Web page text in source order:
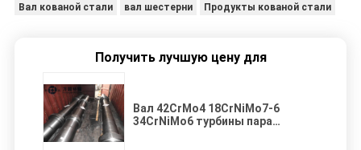
Вал кованой стали вал шестерни Продукты кованой стали
Получить лучшую цену для
Вал 42CrMo4 18CrNiMo7-6
34CrNiMo6 турбины пара